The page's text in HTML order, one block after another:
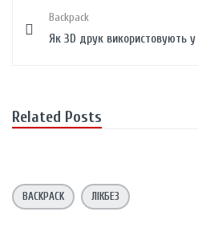
Backpack
Як 3D друк використовують
Related Posts
BACKPACK ЛІКБЕЗ